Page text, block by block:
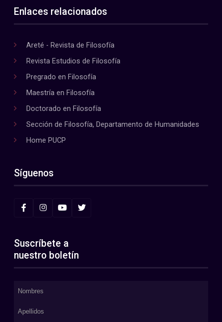
Enlaces relacionados
Areté - Revista de Filosofía
Revista Estudios de Filosofía
Pregrado en Filosofía
Maestría en Filosofía
Doctorado en Filosofía
Sección de Filosofía, Departamento de Humanidades
Home PUCP
Síguenos
Suscríbete a
nuestro boletín